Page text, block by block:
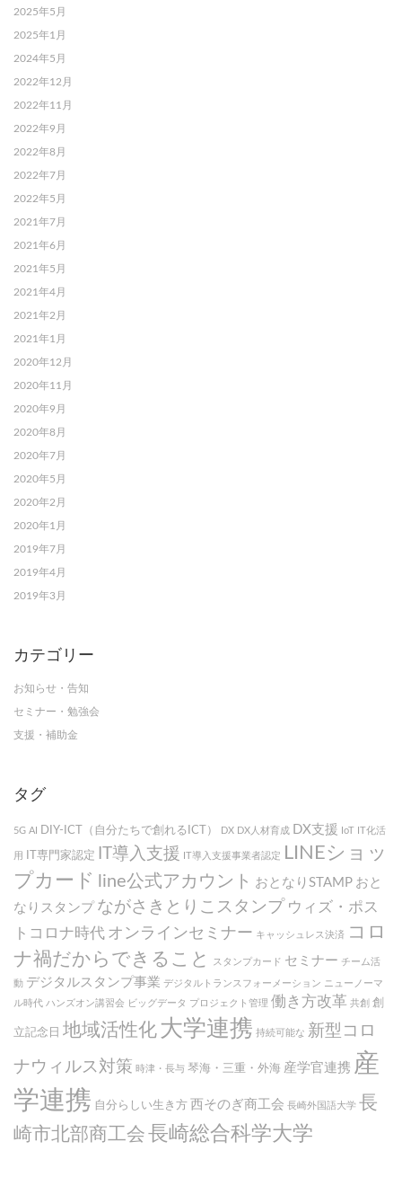
2025年5月
2025年1月
2024年5月
2022年12月
2022年11月
2022年9月
2022年8月
2022年7月
2022年5月
2021年7月
2021年6月
2021年5月
2021年4月
2021年2月
2021年1月
2020年12月
2020年11月
2020年9月
2020年8月
2020年7月
2020年5月
2020年2月
2020年1月
2019年7月
2019年4月
2019年3月
カテゴリー
お知らせ・告知
セミナー・勉強会
支援・補助金
タグ
5G AI DIY-ICT（自分たちで創れるICT） DX DX人材育成 DX支援 IoT IT化活
用 IT専門家認定 IT導入支援 IT導入支援事業者認定 LINEショッ
プカード
line公式アカウント おとなりSTAMP おと
なりスタンプ ながさきとりこスタンプ ウィズ・ポス
トコロナ時代 オンラインセミナー キャッシュレス決済
コロ
ナ禍だからできること
スタンプカード セミナー チーム活
動 デジタルスタンプ事業 デジタルトランスフォーメーション ニューノーマ
ル時代 ハンズオン講習会 ビッグデータ プロジェクト管理 働き方改革 共創 創
立記念日 地域活性化 大学連携 持続可能な 新型コロ
ナウィルス対策 時津・長与 琴海・三重・外海 産学官連携 産
学連携 自分らしい生き方 西そのぎ商工会 長崎外国語大学 長
崎市北部商工会長崎総合科学大学